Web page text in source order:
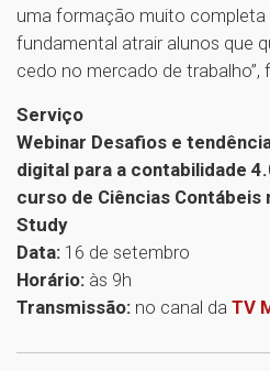
uma formação muito completa
fundamental atrair alunos que
cedo no mercado de trabalho”,
Serviço
Webinar Desafios e
digital para a contabilidade
curso de Ciências Contábeis
Study
Data: 16 de setembro
Horário: às 9h
Transmissão: no canal da TV
1